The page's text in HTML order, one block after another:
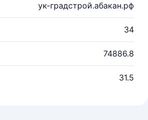
ук-градстрой.абакан.рф
34
74886.8
31.5